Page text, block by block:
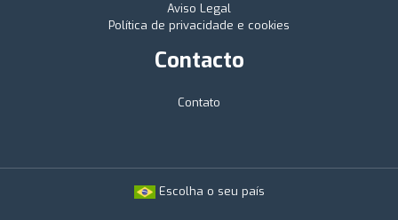
Aviso Legal
Política de privacidade e cookies
Contacto
Contato
Escolha o seu país